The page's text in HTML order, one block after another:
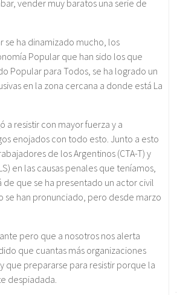
vender muy baratos una serie de
se ha dinamizado mucho, los
Popular que han sido los que
Popular para Todos, se ha logrado un
en la zona cercana a donde está La
resistir con mayor fuerza y a
enojados con todo esto. Junto a esto
de los Argentinos (CTA-T) y
en las causas penales que teníamos,
de que se ha presentado un actor civil
se han pronunciado, pero desde marzo
pero que a nosotros nos alerta
que cuantas más organizaciones
que prepararse para resistir porque la
despiadada.